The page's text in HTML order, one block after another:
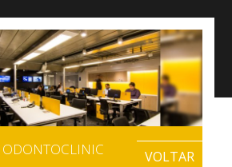
ODONTOCLINIC VOLTAR